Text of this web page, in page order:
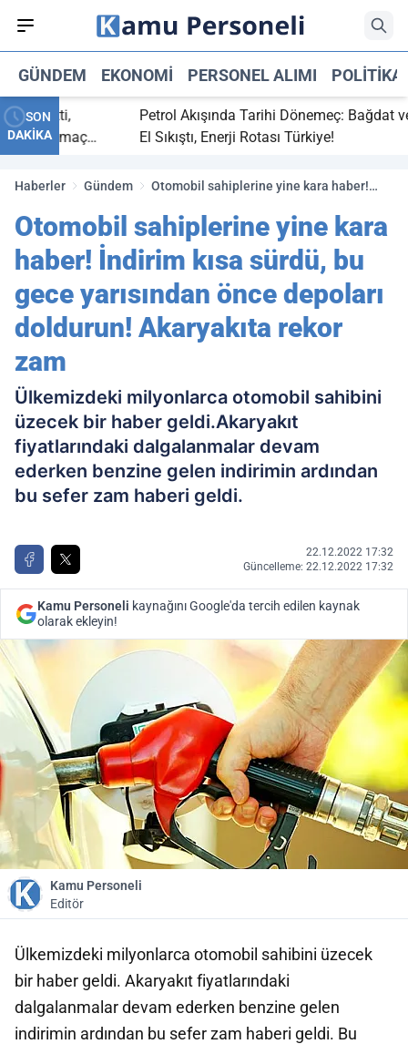
GÜNDEM EKONOMI PERSONEL ALIMI POLITIKA
SON
DAKİKA
bitti,
maç
Petrol Akışında Tarihi Dönemeç: Bağdat ve
El Sıkıştı, Enerji Rotası Türkiye!
Haberler Gündem
Otomobil sahiplerine yine kara haber!
önce depoları doldurun! Akaryakıta rekor
zam
Otomobil sahiplerine yine kara
haber! İndirim kısa sürdü, bu
gece yarısından önce depoları
doldurun! Akaryakıta rekor
zam
Ülkemizdeki milyonlarca otomobil sahibini
üzecek bir haber geldi.Akaryakıt
fiyatlarındaki dalgalanmalar devam
ederken benzine gelen indirimin ardından
bu sefer zam haberi geldi.
22.12.2022 17:32
Güncelleme: 22.12.2022 17:32
Kamu Personeli kaynağını Google'da tercih edilen kaynak
olarak ekleyin!
Kamu Personeli
Editör
Ülkemizdeki milyonlarca otomobil sahibini üzecek
bir haber geldi. Akaryakıt fiyatlarındaki
dalgalanmalar devam ederken benzine gelen
indirimin ardından bu sefer zam haberi geldi. Bu